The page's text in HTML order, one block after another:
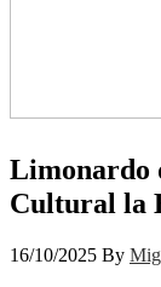
Limonardo
Cultural la
16/10/2025 By